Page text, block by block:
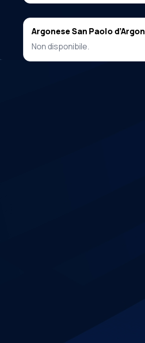
Argonese San Paolo d’Argon
Non disponibile.